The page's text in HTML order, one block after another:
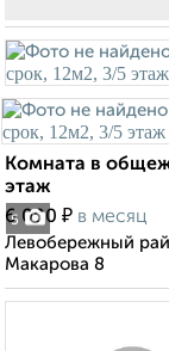
5
Комната в
этаж
6 000 ₽ в месяц
Левобережный
Макарова 8